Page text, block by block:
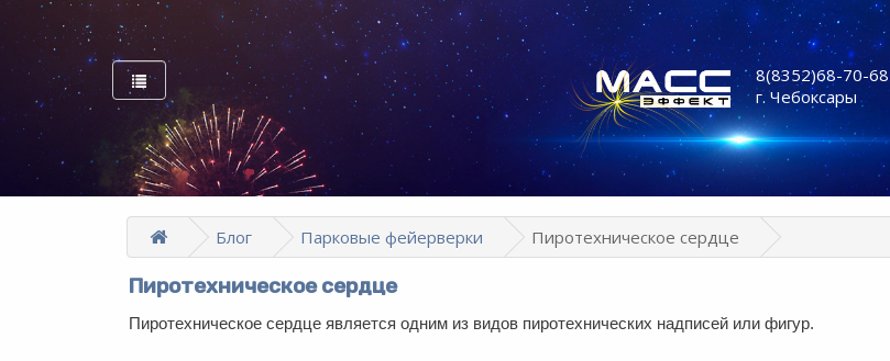
8(8352)68-70-68
г. Чебоксары
Блог Парковые фейерверки Пиротехническое сердце
Пиротехническое сердце
Пиротехническое сердце является одним из видов пиротехнических надписей или фигур.